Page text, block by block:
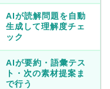
AIが読解問題を自動
生成して理解度チェ
ック
AIが要約・語彙テス
ト・次の素材提案ま
で行う